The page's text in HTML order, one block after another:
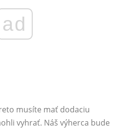
ad
musíte mať dodaciu
vyhrať. Náš výherca bude